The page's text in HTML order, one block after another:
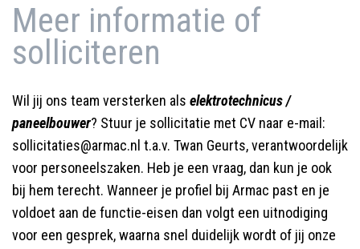
Meer informatie of
solliciteren
Wil jij ons team versterken als elektrotechnicus /
paneelbouwer? Stuur je sollicitatie met CV naar e-mail:
sollicitaties@armac.nl t.a.v. Twan Geurts, verantwoordelijk
voor personeelszaken. Heb je een vraag, dan kun je ook
bij hem terecht. Wanneer je profiel bij Armac past en je
voldoet aan de functie-eisen dan volgt een uitnodiging
voor een gesprek, waarna snel duidelijk wordt of jij onze